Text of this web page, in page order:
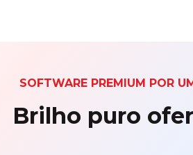
SOFTWARE PREMIUM POR
Brilho puro